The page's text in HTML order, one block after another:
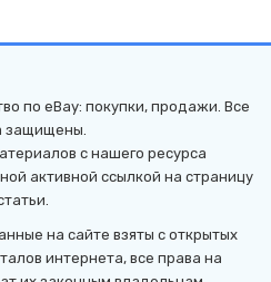
по eBay: покупки, продажи. Все
защищены.
с нашего ресурса
активной ссылкой на страницу
на сайте взяты с открытых
интернета, все права на